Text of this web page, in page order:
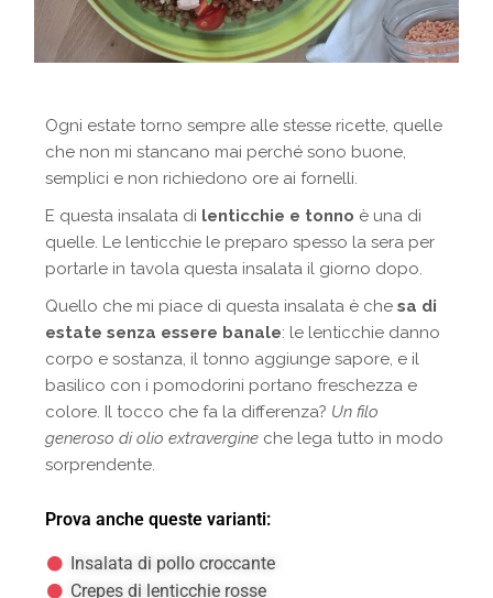
Ogni estate torno sempre alle stesse ricette, quelle
che non mi stancano mai perché sono buone,
semplici e non richiedono ore ai fornelli.
E questa insalata di lenticchie e tonno è una di
quelle. Le lenticchie le preparo spesso la sera per
portarle in tavola questa insalata il giorno dopo.
Quello che mi piace di questa insalata è chesa di
estate senza essere banale: le lenticchie danno
corpo e sostanza, il tonno aggiunge sapore, e il
basilico con i pomodorini portano freschezza e
colore. Il tocco che fa la differenza? Un filo
generoso di olio extravergine che lega tutto in modo
sorprendente.
Prova anche queste varianti:
Insalata di pollo croccante
Crepes di lenticchie rosse